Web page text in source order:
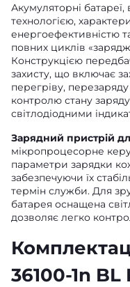
Акумуляторні батареї,
технологією,
енергоефективністю
повних циклів
Конструкцією
захисту, що включає
перегріву,
контролю стану
світлодіодними
Зарядний пристрій
мікропроцесорне
параметри зарядки
забезпечуючи їх
термін служби. Для
батарея оснащена
дозволяє легко
36100-1n BL